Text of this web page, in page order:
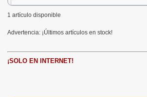
1 artículo disponible
Advertencia: ¡Últimos artículos en stock!
¡SOLO EN INTERNET!